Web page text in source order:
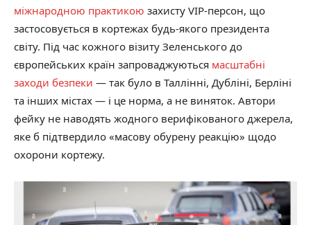
міжнародною практикою захисту VIP-персон, що
застосовується в кортежах будь-якого президента
світу. Під час кожного візиту Зеленського до
європейських країн запроваджуються масштабні
заходи безпеки — так було в Таллінні, Дубліні, Берліні
та інших містах — і це норма, а не виняток. Автори
фейку не наводять жодного верифікованого джерела,
яке б підтвердило «масову обурену реакцію» щодо
охорони кортежу.